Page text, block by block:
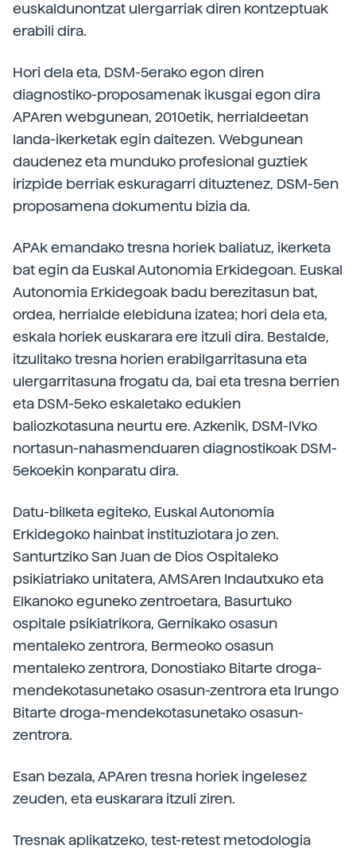
euskaldunontzat ulergarriak diren kontzeptuak
erabili dira.
Hori dela eta, DSM-5erako egon diren
diagnostiko-proposamenak ikusgai egon dira
APAren webgunean, 2010etik, herrialdeetan
landa-ikerketak egin daitezen. Webgunean
daudenez eta munduko profesional guztiek
irizpide berriak eskuragarri dituztenez, DSM-5en
proposamena dokumentu bizia da.
APAk emandako tresna horiek baliatuz, ikerketa
bat egin da Euskal Autonomia Erkidegoan. Euskal
Autonomia Erkidegoak badu berezitasun bat,
ordea, herrialde elebiduna izatea; hori dela eta,
eskala horiek euskarara ere itzuli dira. Bestalde,
itzulitako tresna horien erabilgarritasuna eta
ulergarritasuna frogatu da, bai eta tresna berrien
eta DSM-5eko eskaletako edukien
baliozkotasuna neurtu ere. Azkenik, DSM-IVko
nortasun-nahasmenduaren diagnostikoak DSM-
5ekoekin konparatu dira.
Datu-bilketa egiteko, Euskal Autonomia
Erkidegoko hainbat instituziotara jo zen.
Santurtziko San Juan de Dios Ospitaleko
psikiatriako unitatera, AMSAren Indautxuko eta
Elkanoko eguneko zentroetara, Basurtuko
ospitale psikiatrikora, Gernikako osasun
mentaleko zentrora, Bermeoko osasun
mentaleko zentrora, Donostiako Bitarte droga-
mendekotasunetako osasun-zentrora eta Irungo
Bitarte droga-mendekotasunetako osasun-
zentrora.
Esan bezala, APAren tresna horiek ingelesez
zeuden, eta euskarara itzuli ziren.
Tresnak aplikatzeko, test-retest metodologia